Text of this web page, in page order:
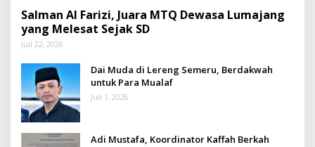
Salman Al Farizi, Juara MTQ Dewasa Lumajang
yang Melesat Sejak SD
Juli 22, 2026
Dai Muda di Lereng Semeru, Berdakwah
untuk Para Mualaf
Juli 1, 2026
Adi Mustafa, Koordinator Kaffah Berkah